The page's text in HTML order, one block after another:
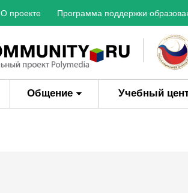
О проекте Программа поддержки
Общение Учебный